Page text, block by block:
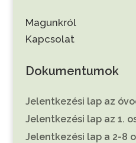
Magunkról
Kapcsolat
Dokumentumok
Jelentkezési lap az
Jelentkezési lap az 1.
Jelentkezési lap a 2-8